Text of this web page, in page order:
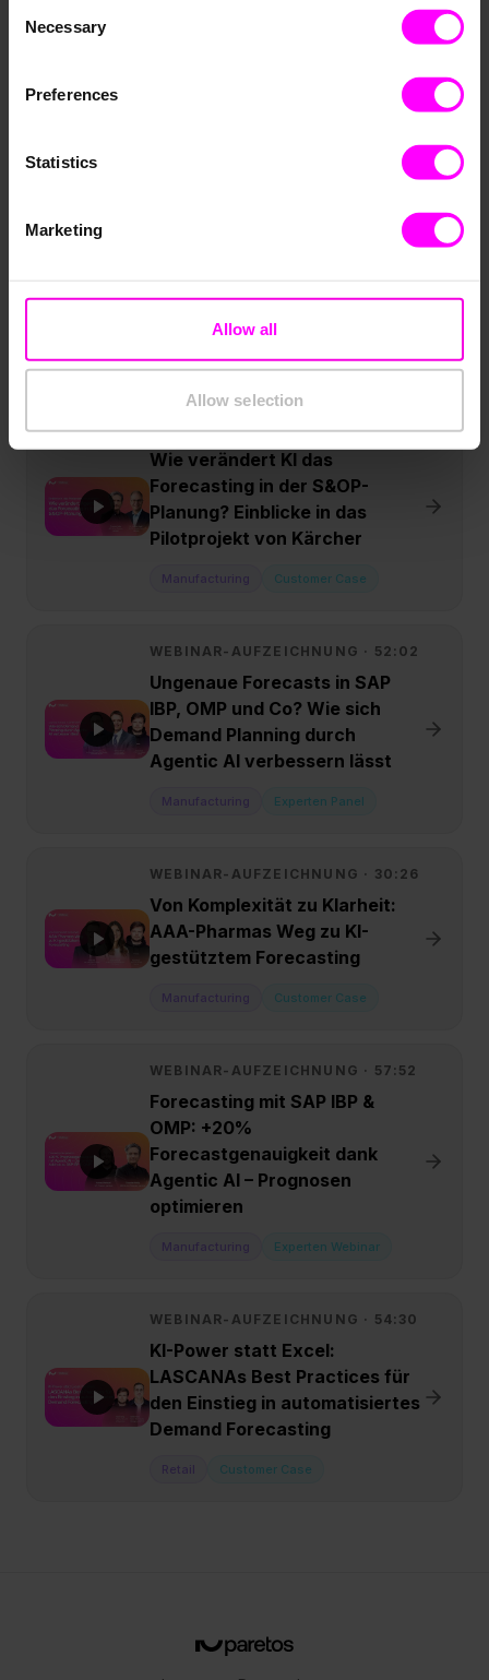
Selection
Necessary
Preferences
Statistics
Marketing
Allow all
Allow selection
45:50
Von Daten zur Entscheidung:
für Analytics und Supply Chain
Retail Experten Webinar
WEBINAR-AUFZEICHNUNG ·32:09
Wie verändert KI das
Forecasting in der S&OP-
Planung? Einblicke in das
Pilotprojekt von Kärcher
Manufacturing Customer Case
WEBINAR-AUFZEICHNUNG · 52:02
Ungenaue Forecasts in SAP
IBP, OMP und Co? Wie sich
Demand Planning durch
Agentic AI verbessern lässt
Manufacturing Experten Panel
WEBINAR-AUFZEICHNUNG · 30:26
Von Komplexität zu Klarheit:
AAA-Pharmas Weg zu KI-
gestütztem Forecasting
Manufacturing Customer Case
WEBINAR-AUFZEICHNUNG · 57:52
Forecasting mit SAP IBP &
OMP: +20%
Forecastgenauigkeit dank
Agentic AI – Prognosen
optimieren
Manufacturing Experten Webinar
WEBINAR-AUFZEICHNUNG · 54:30
KI-Power statt Excel:
LASCANAs Best Practices für
den Einstieg in automatisiertes
Demand Forecasting
Retail Customer Case